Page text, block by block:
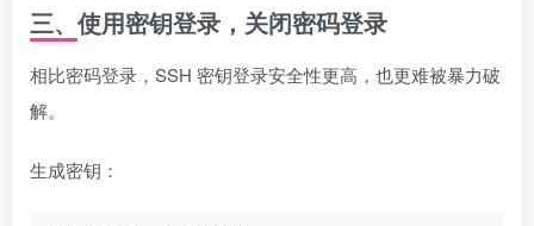
三、使用密钥登录，关闭密码登录
相比密码登录，SSH 密钥登录安全性更高，也更难被暴力破
解。
生成密钥：